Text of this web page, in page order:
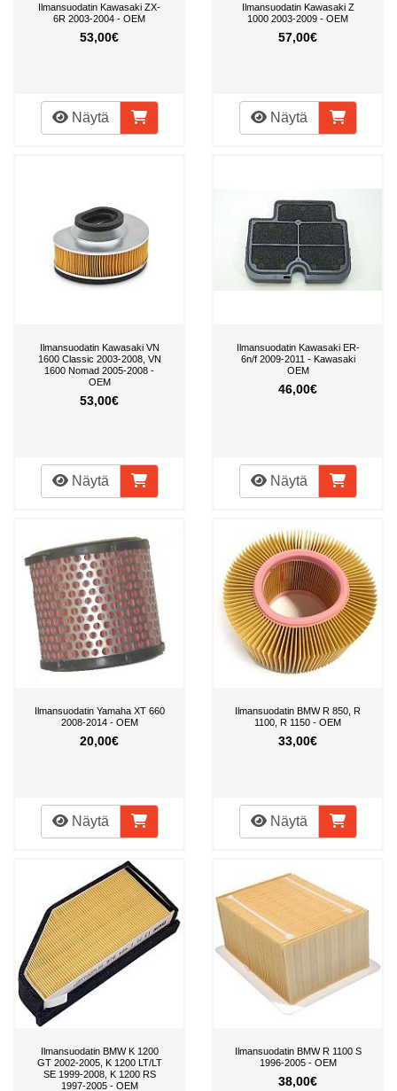
Ilmansuodatin Kawasaki ZX-
6R 2003-2004 - OEM
53,00€
Näytä
Ilmansuodatin Kawasaki Z
1000 2003-2009 - OEM
57,00€
Näytä
Ilmansuodatin Kawasaki VN
1600 Classic 2003-2008, VN
1600 Nomad 2005-2008 -
OEM
53,00€
Näytä
Ilmansuodatin Kawasaki ER-
6n/f 2009-2011 - Kawasaki
OEM
46,00€
Näytä
Ilmansuodatin Yamaha XT 660
2008-2014 - OEM
20,00€
Näytä
Ilmansuodatin BMW R 850, R
1100, R 1150 - OEM
33,00€
Näytä
Ilmansuodatin BMW K 1200
GT 2002-2005, K 1200 LT/LT
SE 1999-2008, K 1200 RS
1997-2005 - OEM
Ilmansuodatin BMW R 1100 S
1996-2005 - OEM
38,00€